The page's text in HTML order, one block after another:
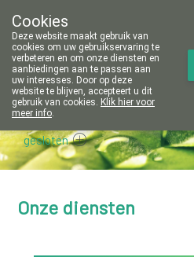
016/81 14 80
gesloten
Onze diensten
Cookies
Deze website maakt gebruik van
cookies om uw gebruikservaring te
verbeteren en om onze diensten en
aanbiedingen aan te passen aan
uw interesses. Door op deze
website te blijven, accepteert u dit
gebruik van cookies. Klik hier voor
meer info.